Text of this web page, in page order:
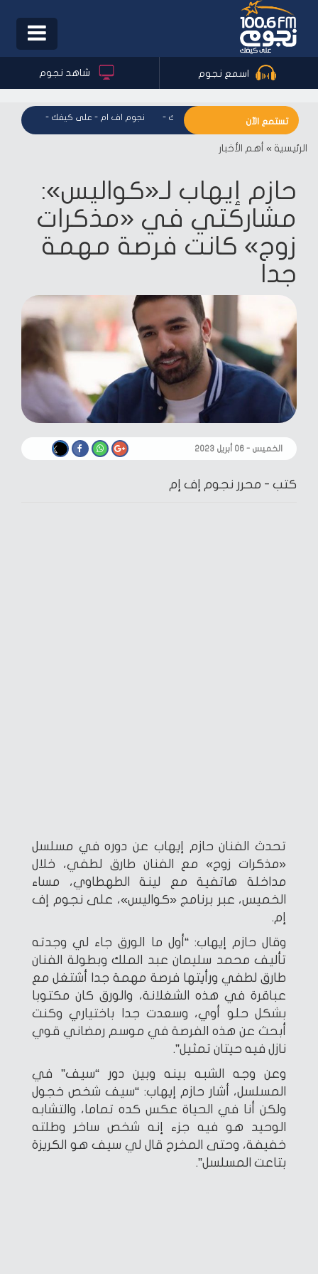
Toggle
اسمع نجوم شاهد نجوم
تستمع الآن - نجوم اف ام - على كيفك - نجوم اف ام - على كيفك نجوم
الرئيسية » أهم الأخبار
حازم إيهاب لـ«كواليس»:
مشاركتي في «مذكرات
زوج» كانت فرصة مهمة
جدا
الخميس - ٠٦ أبريل ٢٠٢٣
كتب - محرر نجوم إف إم
تحدث الفنان حازم إيهاب عن دوره في مسلسل
«مذكرات زوج» مع الفنان طارق لطفي، خلال
مداخلة هاتفية مع لينة الطهطاوي، مساء
الخميس، عبر برنامج «كواليس»، على نجوم إف
إم.
وقال حازم إيهاب: “أول ما الورق جاء لي وجدته
تأليف محمد سليمان عبد الملك وبطولة الفنان
طارق لطفي ورأيتها فرصة مهمة جدا أشتغل مع
عباقرة في هذه الشغلانة، والورق كان مكتوبا
بشكل حلو أوي، وسعدت جدا باختياري وكنت
أبحث عن هذه الفرصة في موسم رمضاني قوي
نازل فيه حيتان تمثيل”.
وعن وجه الشبه بينه وبين دور “سيف” في
المسلسل، أشار حازم إيهاب: “سيف شخص خجول
ولكن أنا في الحياة عكس كده تماما، والتشابه
الوحيد هو فيه جزء إنه شخص ساخر وطلته
خفيفة، وحتى المخرج قال لي سيف هو الكريزة
بتاعت المسلسل”.